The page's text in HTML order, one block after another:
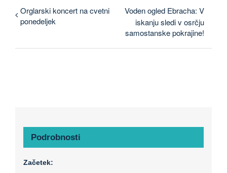
Orglarski koncert na cvetni
ponedeljek
Voden ogled Ebracha: V
iskanju sledi v osrčju
samostanske pokrajine!
Podrobnosti
Začetek: